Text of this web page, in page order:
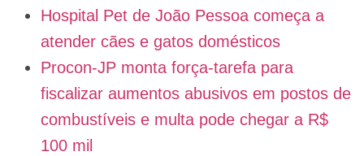
Hospital Pet de João Pessoa começa a
atender cães e gatos domésticos
Procon-JP monta força-tarefa para
fiscalizar aumentos abusivos em postos de
combustíveis e multa pode chegar a R$
100 mil